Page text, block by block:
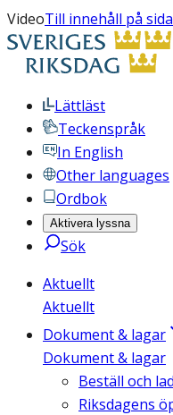
VideoTill innehåll på
Lättläst
Teckenspråk
In English
Other languages
Ordbok
Aktivera lyssna
Sök
Aktuellt
Aktuellt
Dokument & lagar
Dokument & lagar
Beställ och
Riksdagens